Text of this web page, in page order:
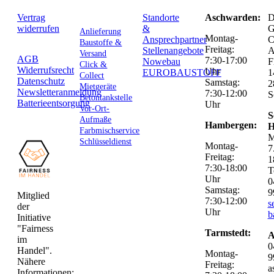
Vertrag
widerrufen
AGB
Widerrufsrecht
Datenschutz
Newsletteranmeldung
Batterieentsorgung
Mitglied
der
Initiative
"Fairness
im
Handel".
Nähere
Anlieferung
Baustoffe &
Versand
Click &
Collect
Mietgeräte
Betontankstelle
Vor-Ort-
Aufmaße
Farbmischservice
Schlüsseldienst
Standorte
&
Ansprechpartner
Stellenangebote
Nowebau
EUROBAUSTOFF
Aschwarden:
Montag-
Freitag:
7:30-17:00
Uhr
Samstag:
7:30-12:00
Uhr
Hambergen:
Montag-
Freitag:
7:30-18:00
Uhr
Samstag:
7:30-12:00
Uhr
Tarmstedt:
Montag-
Freitag: